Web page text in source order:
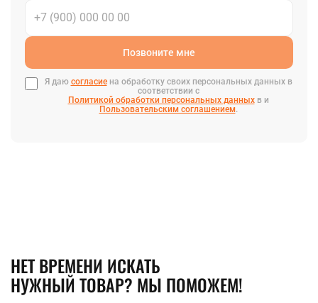
Позвоните мне
Я даю согласиена обработку своих персональных данных в
соответствии с
Политикой обработки персональных данныхв и
Пользовательским соглашением.
НЕТ ВРЕМЕНИ ИСКАТЬ
НУЖНЫЙ ТОВАР? МЫ ПОМОЖЕМ!